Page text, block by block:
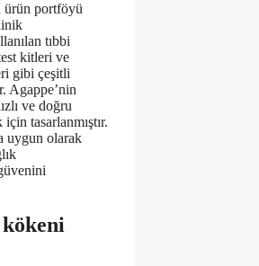
ürün portföyü
tıbbi
kitleri ve
gibi çeşitli
Agappe’nin
ve doğru
tasarlanmıştır.
uygun olarak